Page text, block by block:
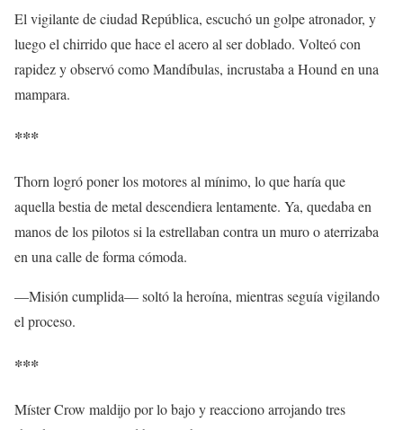
El vigilante de ciudad República, escuchó un golpe atronador, y
luego el chirrido que hace el acero al ser doblado. Volteó con
rapidez y observó como Mandíbulas, incrustaba a Hound en una
mampara.
***
Thorn logró poner los motores al mínimo, lo que haría que
aquella bestia de metal descendiera lentamente. Ya, quedaba en
manos de los pilotos si la estrellaban contra un muro o aterrizaba
en una calle de forma cómoda.
—Misión cumplida— soltó la heroína, mientras seguía vigilando
el proceso.
***
Míster Crow maldijo por lo bajo y reacciono arrojando tres